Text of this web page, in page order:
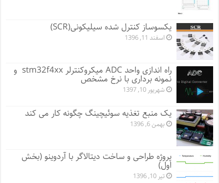
یکسوساز کنترل شده سیلیکونی(SCR)
اسفند 11, 1396
راه اندازی واحد ADC میکروکنترلر stm32f4xx و
نمونه برداری با نرخ مشخص
شهریور 10, 1397
یک منبع تغذیه سوئیچینگ چگونه کار می کند
بهمن 6, 1396
پروژه طراحی و ساخت دیتالاگر با آردوینو (بخش
اول)
تیر 10, 1396